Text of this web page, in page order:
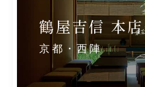
鶴屋吉信 本店
京都・西陣